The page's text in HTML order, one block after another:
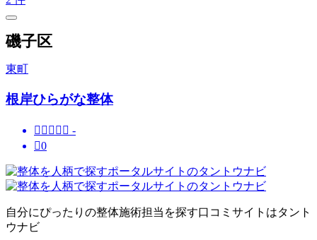
磯子区
東町
根岸ひらがな整体
     -
0
自分にぴったりの整体施術担当を探す口コミサイトはタント
ウナビ